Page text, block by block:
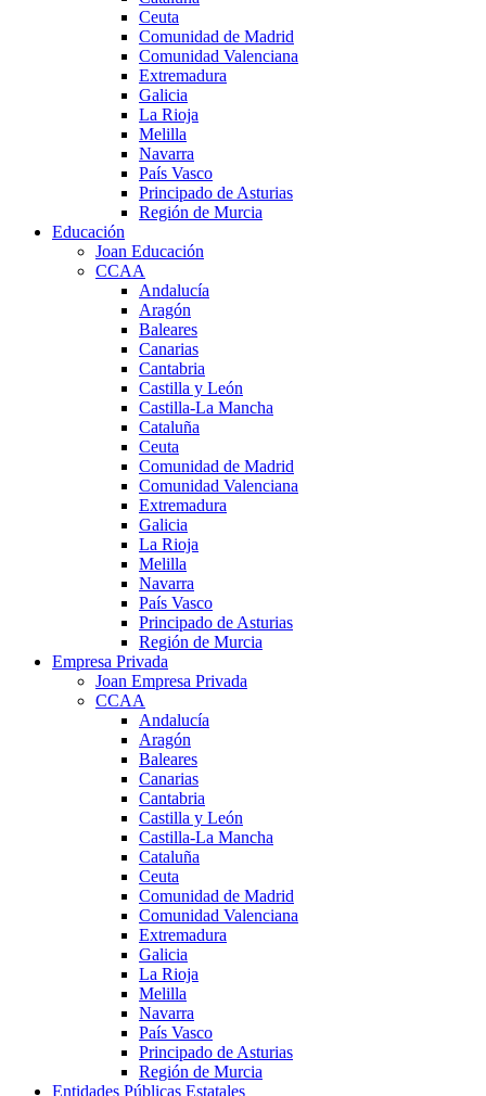
Ceuta
Comunidad de Madrid
Comunidad Valenciana
Extremadura
Galicia
La Rioja
Melilla
Navarra
País Vasco
Principado de Asturias
Región de Murcia
Educación
Joan Educación
CCAA
Andalucía
Aragón
Baleares
Canarias
Cantabria
Castilla y León
Castilla-La Mancha
Cataluña
Ceuta
Comunidad de Madrid
Comunidad Valenciana
Extremadura
Galicia
La Rioja
Melilla
Navarra
País Vasco
Principado de Asturias
Región de Murcia
Empresa Privada
Joan Empresa Privada
CCAA
Andalucía
Aragón
Baleares
Canarias
Cantabria
Castilla y León
Castilla-La Mancha
Cataluña
Ceuta
Comunidad de Madrid
Comunidad Valenciana
Extremadura
Galicia
La Rioja
Melilla
Navarra
País Vasco
Principado de Asturias
Región de Murcia
Entidades Públicas Estatales